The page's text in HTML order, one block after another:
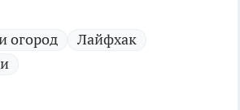
огород
Лайфхак